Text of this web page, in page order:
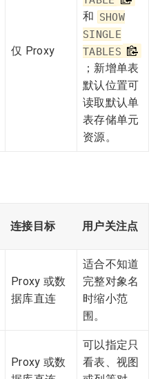
仅 Proxy
和 SHOW
SINGLE
TABLES
；新增单表
默认位置可
读取默认单
表存储单元
资源。
连接目标 用户关注点
Proxy 或数
据库直连
适合不知道
完整对象名
时缩小范
围。
Proxy 或数
可以指定只
看表、视图